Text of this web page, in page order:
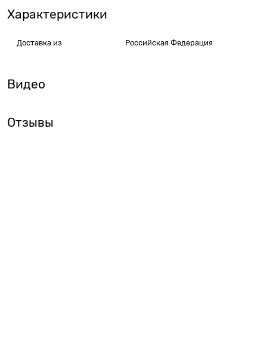
Характеристики
Доставка из Российская Федерация
Видео
Отзывы